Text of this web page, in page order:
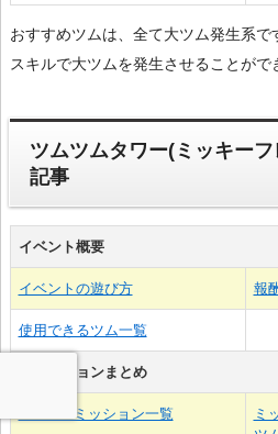
おすすめツムは、全て大ツム発生系で
スキルで大ツムを発生させることがで
ツムツムタワー(ミッキー
記事
イベント概要
イベントの遊び方 報
使用できるツム一覧
各ミッションまとめ
1F～20Fミッション一覧
ミ